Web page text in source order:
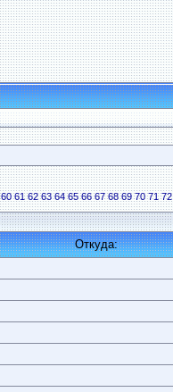
60 61 62 63 64 65 66 67 68 69 70 71 72
Откуда: